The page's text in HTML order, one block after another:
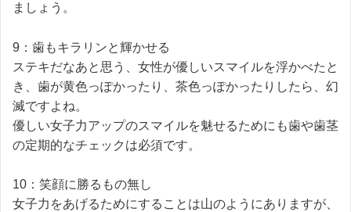
ましょう。
9：歯もキラリンと輝かせる
ステキだなあと思う、女性が優しいスマイルを浮かべたと
き、歯が黄色っぽかったり、茶色っぽかったりしたら、幻
滅ですよね。
優しい女子力アップのスマイルを魅せるためにも歯や歯茎
の定期的なチェックは必須です。
10：笑顔に勝るもの無し
女子力をあげるためにすることは山のようにありますが、